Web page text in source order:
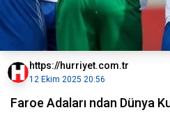
https://hurriyet.com.tr
12 Ekim 2025 20:56
Faroe Adaları ndan Dünya